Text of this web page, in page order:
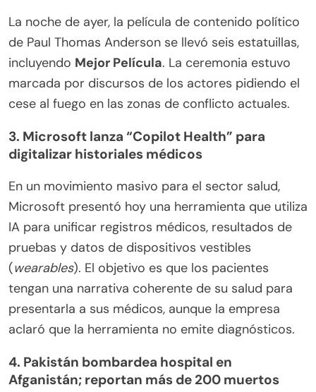
La noche de ayer, la película de contenido político
de Paul Thomas Anderson se llevó seis estatuillas,
incluyendo Mejor Película. La ceremonia estuvo
marcada por discursos de los actores pidiendo el
cese al fuego en las zonas de conflicto actuales.
3. Microsoft lanza “Copilot Health” para
digitalizar historiales médicos
En un movimiento masivo para el sector salud,
Microsoft presentó hoy una herramienta que utiliza
IA para unificar registros médicos, resultados de
pruebas y datos de dispositivos vestibles
(wearables). El objetivo es que los pacientes
tengan una narrativa coherente de su salud para
presentarla a sus médicos, aunque la empresa
aclaró que la herramienta no emite diagnósticos.
4. Pakistán bombardea hospital en
Afganistán; reportan más de 200 muertos